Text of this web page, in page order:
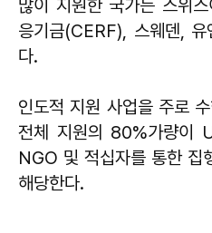
많이 지원한 국가는 스위
응기금(CERF), 스웨덴,
다.
인도적 지원 사업을 주로
전체 지원의 80%가량이
NGO 및 적십자를 통한 집
해당한다.